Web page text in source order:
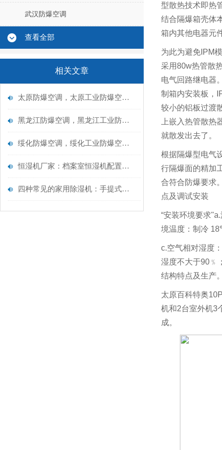
武汉防爆空调
查看全部
相关文章
太原防爆空调，太原工业防爆空调厂家品牌选型
黑龙江防爆空调，黑龙江工业防爆空调厂家
绥化防爆空调，绥化工业防爆空调厂家
恒湿机厂家：档案室恒湿机配置方案解析
四种常见的家用除湿机：手提式除湿机、干燥除湿机、家用冷风除湿机
型散热技术即热
结合隔爆箱壳体
箱内其他电器元
为此为避免 IPM
采用80w热管散
电气回路继电器
制箱内安装板，
较小的铝板过渡
上嵌入热管散热
就散发出去了。
根据隔爆型电气
行隔爆面的精加
合符合防爆要求
点及调试安装
“安装环境要求"a.
境温度：制冷
c.空气相对湿度
湿度不大于90 ﹪
结构特点及生产
太原百科特奥
机和2台室外机3
成。